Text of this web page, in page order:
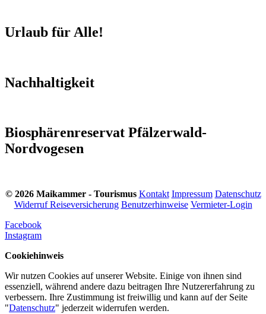
Urlaub für Alle!
Nachhaltigkeit
Biosphärenreservat Pfälzerwald-
Nordvogesen
© 2026 Maikammer - Tourismus Kontakt Impressum Datenschutz
Widerruf Reiseversicherung Benutzerhinweise Vermieter-Login
Facebook
Instagram
Cookiehinweis
Wir nutzen Cookies auf unserer Website. Einige von ihnen sind
essenziell, während andere dazu beitragen Ihre Nutzererfahrung zu
verbessern. Ihre Zustimmung ist freiwillig und kann auf der Seite
"Datenschutz" jederzeit widerrufen werden.